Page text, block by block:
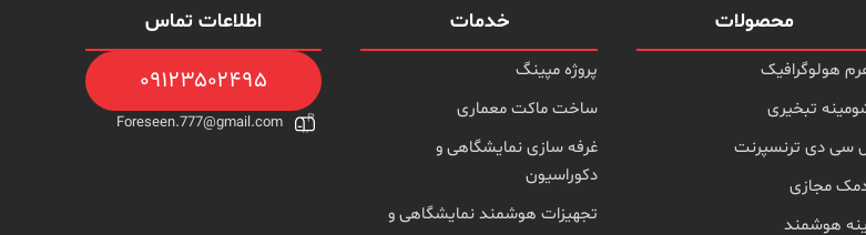
محصولات
هولوگرافیک
تبخیری
سی دی ترنسپرنت
مجازی
هوشمند
خدمات
پروژه مپینگ
ساخت ماکت معماری
غرفه سازی نمایشگاهی و
دکوراسیون
تجهیزات هوشمند نمایشگاهی و
اطلاعات تماس
۰۹۱۲۳۵۰۲۴۹۵
Foreseen.777@gmail.com